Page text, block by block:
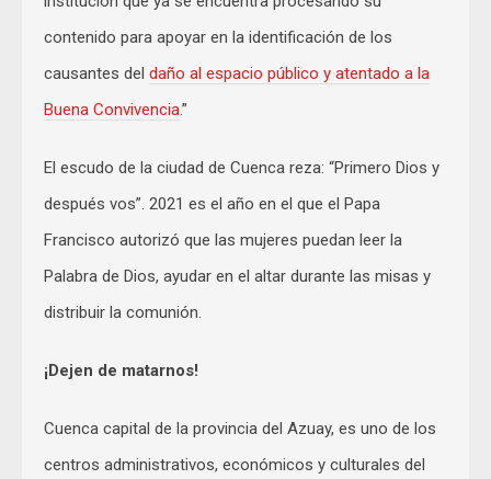
contenido para apoyar en la identificación de los
causantes del daño al espacio público y atentado a la
Buena Convivencia.”
El escudo de la ciudad de Cuenca reza: “Primero Dios y
después vos”. 2021 es el año en el que el Papa
Francisco autorizó que las mujeres puedan leer la
Palabra de Dios, ayudar en el altar durante las misas y
distribuir la comunión.
¡Dejen de matarnos!
Cuenca capital de la provincia del Azuay, es uno de los
centros administrativos, económicos y culturales del